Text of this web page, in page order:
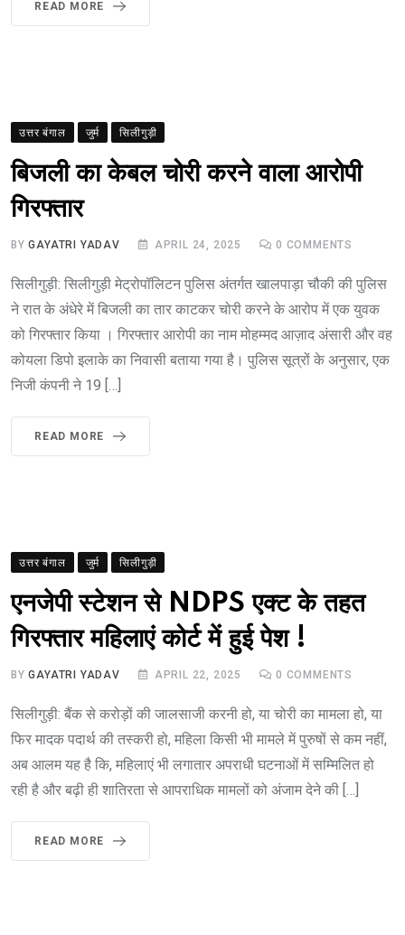
READ MORE
उत्तर बंगाल जुर्म सिलीगुड़ी
बिजली का केबल चोरी करने वाला आरोपी
गिरफ्तार
BYGAYATRI YADAV APRIL 24, 2025 0 COMMENTS
सिलीगुड़ी: सिलीगुड़ी मेट्रोपॉलिटन पुलिस अंतर्गत खालपाड़ा चौकी की पुलिस
ने रात के अंधेरे में बिजली का तार काटकर चोरी करने के आरोप में एक युवक
को गिरफ्तार किया । गिरफ्तार आरोपी का नाम मोहम्मद आज़ाद अंसारी और वह
कोयला डिपो इलाके का निवासी बताया गया है। पुलिस सूत्रों के अनुसार, एक
निजी कंपनी ने 19 […]
READ MORE
उत्तर बंगाल जुर्म सिलीगुड़ी
एनजेपी स्टेशन से NDPS एक्ट के तहत
गिरफ्तार महिलाएं कोर्ट में हुई पेश !
BYGAYATRI YADAV APRIL 22, 2025 0 COMMENTS
सिलीगुड़ी: बैंक से करोड़ों की जालसाजी करनी हो, या चोरी का मामला हो, या
फिर मादक पदार्थ की तस्करी हो, महिला किसी भी मामले में पुरुषों से कम नहीं,
अब आलम यह है कि, महिलाएं भी लगातार अपराधी घटनाओं में सम्मिलित हो
रही है और बढ़ी ही शातिरता से आपराधिक मामलों को अंजाम देने की […]
READ MORE